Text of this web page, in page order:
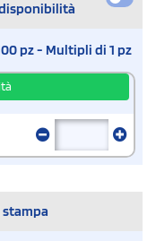
pz - Multipli di 1 pz